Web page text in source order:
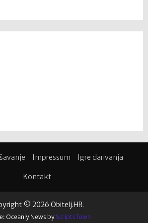
Impressum Igre darivanja
Kontakt
© 2026 Obitelj.HR.
Oceanly News by ScriptsTown